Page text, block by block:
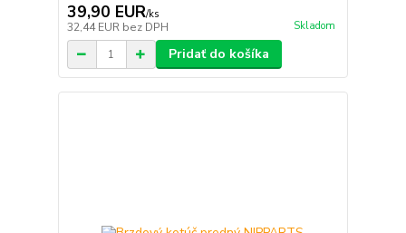
39,90 EUR/ks
32,44 EUR bez DPH Skladom
Pridať do košíka